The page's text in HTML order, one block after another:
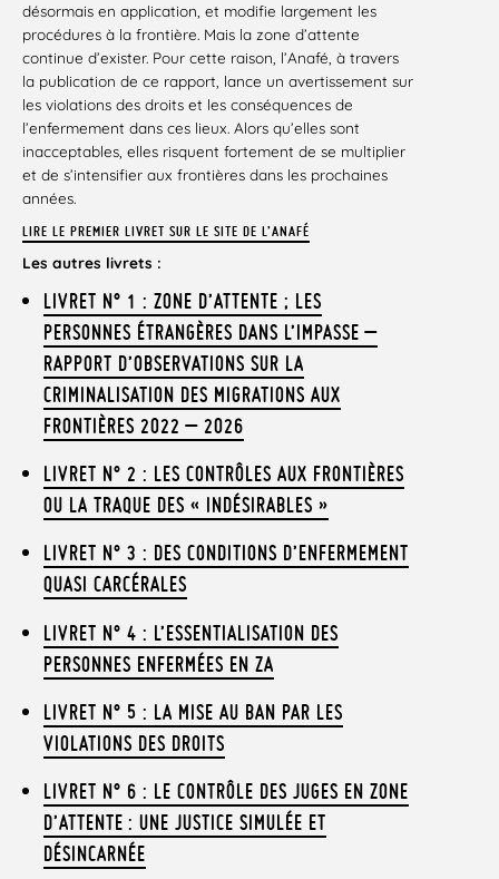
désormais en application, et modifie largement les
procédures à la frontière. Mais la zone d’attente
continue d’exister. Pour cette raison, l’Anafé, à travers
la publication de ce rapport, lance un avertissement sur
les violations des droits et les conséquences de
l’enfermement dans ces lieux. Alors qu’elles sont
inacceptables, elles risquent fortement de se multiplier
et de s’intensifier aux frontières dans les prochaines
années.
LIRE LE PREMIER LIVRET SUR LE SITE DE L’ANAFÉ
Les autres livrets :
LIVRET N° 1 : ZONE D’ATTENTE ; LES
PERSONNES ÉTRANGÈRES DANS L’IMPASSE –
RAPPORT D’OBSERVATIONS SUR LA
CRIMINALISATION DES MIGRATIONS AUX
FRONTIÈRES 2022 – 2026
LIVRET N° 2 : LES CONTRÔLES AUX FRONTIÈRES
OU LA TRAQUE DES « INDÉSIRABLES »
LIVRET N° 3 : DES CONDITIONS D’ENFERMEMENT
QUASI CARCÉRALES
LIVRET N° 4 : L’ESSENTIALISATION DES
PERSONNES ENFERMÉES EN ZA
LIVRET N° 5 : LA MISE AU BAN PAR LES
VIOLATIONS DES DROITS
LIVRET N° 6 : LE CONTRÔLE DES JUGES EN ZONE
D’ATTENTE : UNE JUSTICE SIMULÉE ET
DÉSINCARNÉE